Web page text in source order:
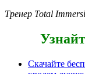
Тренер Total
Скачайте